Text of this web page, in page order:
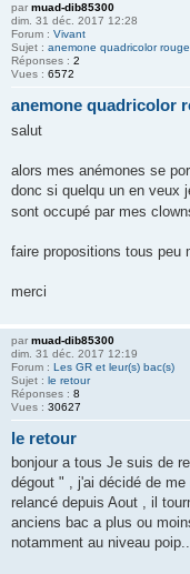
par muad-dib85300
dim. 31 déc. 2017 12:28
Forum : Vivant
Sujet : anemone quadricolor rouge
Réponses : 2
Vues : 6572
anemone quadricolor
salut
alors mes anémones se
donc si quelqu un en veux
sont occupé par mes
faire propositions tous peu
merci
par muad-dib85300
dim. 31 déc. 2017 12:19
Forum : Les GR et leur(s) bac(s)
Sujet : le retour
Réponses : 8
Vues : 30627
le retour
bonjour a tous Je suis de
dégout " , j'ai décidé de
relancé depuis Aout , il
anciens bac a plus ou
notamment au niveau